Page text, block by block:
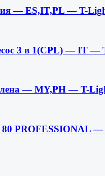
— ES,IT,PL — T-
3 в 1(CPL) — IT —
— MY,PH — T-
PROFESSIONAL